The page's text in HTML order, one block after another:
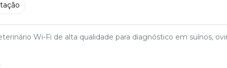
Wi-Fi de alta qualidade para diagnóstico em suínos,